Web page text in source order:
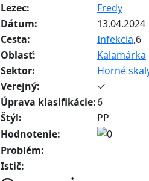
Lezec:
Fredy
Dátum:
13.04.2024
Cesta:
Infekcia,6
Oblasť:
Kalamárka
Sektor:
Horné
Verejný:
✓
Úprava klasifikácie:6
Štýl:
PP
Hodnotenie:
Problém:
Istič: